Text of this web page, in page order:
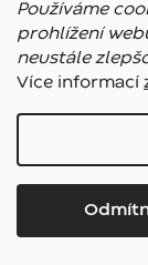
Používáme
prohlížení
neustále
Více informací
Vážení zákazníci,
uzavřen. E-shop